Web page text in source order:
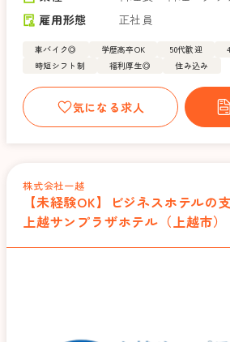
雇用形態
正社員
車バイク◎ 学歴高卒OK 50代歓迎
時短シフト制
福利厚生◎ 住み込み
気になる求人
株式会社一越
【未経験OK】ビジネスホテルの
上越サンプラザホテル（上越市）